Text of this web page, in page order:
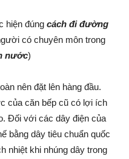
hiện đúng cách đi đường
có chuyên môn trong
nước)
nên đặt lên hàng đầu.
của căn bếp cũ có lợi ích
Đối với các dây điện của
bằng dây tiêu chuẩn quốc
nhiệt khi nhúng dây trong